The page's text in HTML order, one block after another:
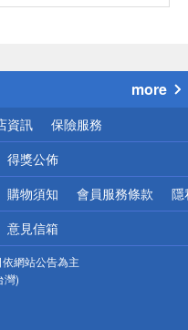
more
資訊 保險服務
得獎公佈
購物須知 會員服務條款 隱
意見信箱
網站公告為主
灣)